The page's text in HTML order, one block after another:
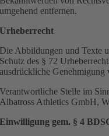
umgehend entfernen.
Urheberrecht
Die Abbildungen und Texte
Schutz des § 72
ausdrückliche Genehmigung
Verantwortliche Stelle im
Albatross Athletics GmbH,
Einwilligung gem. § 4